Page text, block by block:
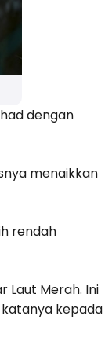
dengan
menaikkan
rendah
Laut Merah. Ini
kepada